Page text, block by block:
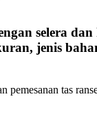
selera
jenis
tas